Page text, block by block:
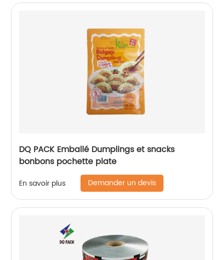
DQ PACK Emballé Dumplings et snacks
bonbons pochette plate
En savoir plus Demander un devis